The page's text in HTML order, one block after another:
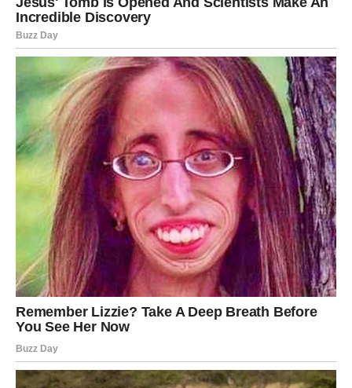
Ljubav:
Srce vam je posebno osetljivo, ali i otvoreno za lepe
stvari. Ako ste u vezi, vikend donosi nežnost,
razumevanje i osećaj da ste zaštićeni. Slobodne Ribe
mogu osetiti snažnu povezanost sa nekim – čak i ako je to
samo početak, energija je sudbinska.
Intuicija:
Vaša intuicija je izuzetno jaka. Osećate ko vam želi dobro,
a ko ne. Ovaj vikend vam pomaže da se udaljite od svega
što vam crpi energiju i približite onome što vam puni
dušu.
Duhovni mir:
Najveći dar za Ribe je unutrašnja sreća. Osećaj da ste
je ispunjeno.